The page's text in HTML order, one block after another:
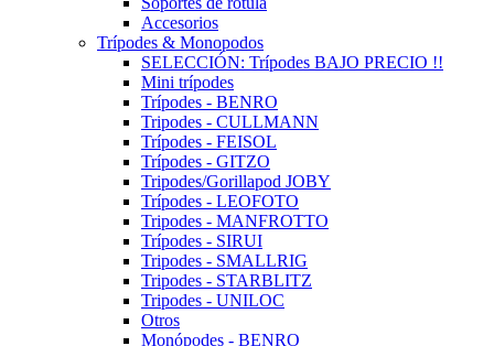
Accesorios
Trípodes & Monopodos
SELECCIÓN: Trípodes BAJO PRECIO !!
Mini trípodes
Trípodes - BENRO
Tripodes - CULLMANN
Trípodes - FEISOL
Trípodes - GITZO
Tripodes/Gorillapod JOBY
Trípodes - LEOFOTO
Tripodes - MANFROTTO
Trípodes - SIRUI
Tripodes - SMALLRIG
Tripodes - STARBLITZ
Tripodes - UNILOC
Otros
Monópodes - BENRO